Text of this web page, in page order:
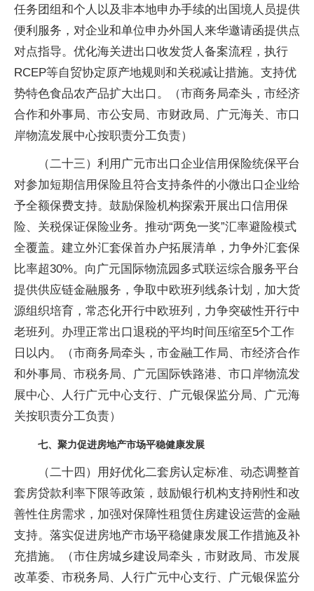
任务团组和个人以及非本地申办手续的出国境人员提供
便利服务，对企业和单位申办外国人来华邀请函提供点
对点指导。优化海关进出口收发货人备案流程，执行
RCEP等自贸协定原产地规则和关税减让措施。支持优
势特色食品农产品扩大出口。（市商务局牵头，市经济
合作和外事局、市公安局、市财政局、广元海关、市口
岸物流发展中心按职责分工负责）
（二十三）利用广元市出口企业信用保险统保平台
对参加短期信用保险且符合支持条件的小微出口企业给
予全额保费支持。鼓励保险机构探索开展出口信用保
险、关税保证保险业务。推动“两免一奖”汇率避险模式
全覆盖。建立外汇套保首办户拓展清单，力争外汇套保
比率超30%。向广元国际物流园多式联运综合服务平台
提供供应链金融服务，争取中欧班列线条计划，加大货
源组织培育，常态化开行中欧班列，力争突破性开行中
老班列。办理正常出口退税的平均时间压缩至5个工作
日以内。（市商务局牵头，市金融工作局、市经济合作
和外事局、市税务局、广元国际铁路港、市口岸物流发
展中心、人行广元中心支行、广元银保监分局、广元海
关按职责分工负责）
七、聚力促进房地产市场平稳健康发展
（二十四）用好优化二套房认定标准、动态调整首
套房贷款利率下限等政策，鼓励银行机构支持刚性和改
善性住房需求，加强对保障性租赁住房建设运营的金融
支持。落实促进房地产市场平稳健康发展工作措施及补
充措施。（市住房城乡建设局牵头，市财政局、市发展
改革委、市税务局、人行广元中心支行、广元银保监分